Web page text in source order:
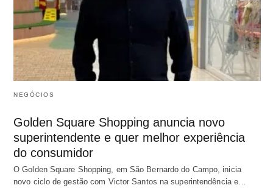
NEGÓCIOS
Golden Square Shopping anuncia novo
superintendente e quer melhor experiência
do consumidor
O Golden Square Shopping, em São Bernardo do Campo, inicia
novo ciclo de gestão com Victor Santos na superintendência e…